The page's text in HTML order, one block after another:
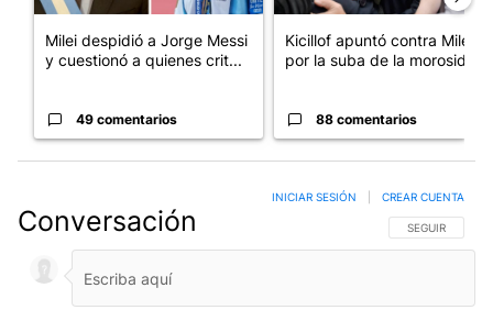
Milei despidió a Jorge Messi
y cuestionó a quienes crit...
49 comentarios
Kicillof apuntó contra Milei
por la suba de la morosida...
88 comentarios
Conversación SIGA ESTA
SEGUIR
INICIAR SESIÓN CREAR CUENTA